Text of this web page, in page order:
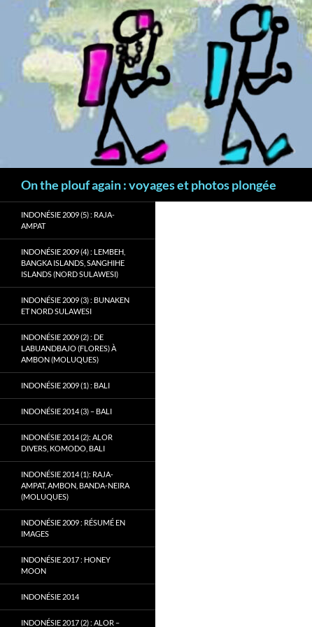
contenu
On the plouf again : voyages et photos plongée
INDONÉSIE 2009 (5) : RAJA-
AMPAT
INDONÉSIE 2009 (4) : LEMBEH,
BANGKA ISLANDS, SANGHIHE
ISLANDS (NORD SULAWESI)
INDONÉSIE 2009 (3) : BUNAKEN
ET NORD SULAWESI
INDONÉSIE 2009 (2) : DE
LABUANDBAJO (FLORES) À
AMBON (MOLUQUES)
INDONÉSIE 2009 (1) : BALI
INDONÉSIE 2014 (3) – BALI
INDONÉSIE 2014 (2): ALOR
DIVERS, KOMODO, BALI
INDONÉSIE 2014 (1): RAJA-
AMPAT, AMBON, BANDA-NEIRA
(MOLUQUES)
INDONÉSIE 2009 : RÉSUMÉ EN
IMAGES
INDONÉSIE 2017 : HONEY
MOON
INDONÉSIE 2014
INDONÉSIE 2017 (2) : ALOR –